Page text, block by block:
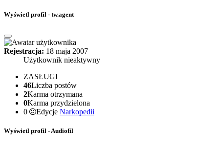
Wyświetl profil - tw.agent
Rejestracja: 18 maja 2007
Użytkownik nieaktywny
ZASŁUGI
46Liczba postów
2Karma otrzymana
0Karma przydzielona
0
Edycje Narkopedii
Wyświetl profil - Audiofil